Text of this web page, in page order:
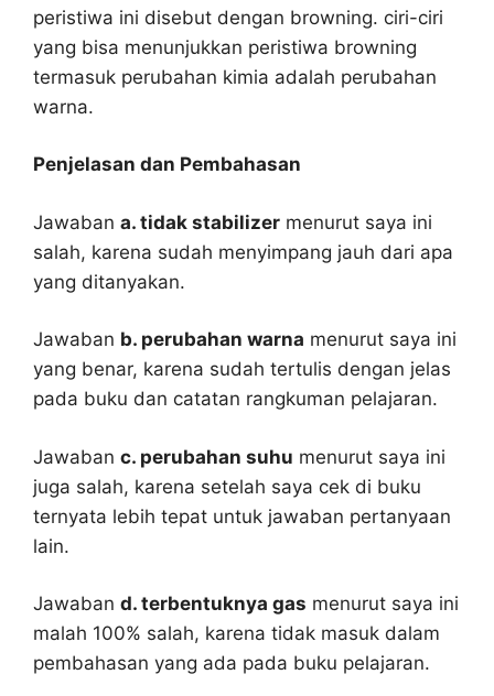
peristiwa ini disebut dengan browning. ciri-ciri
yang bisa menunjukkan peristiwa browning
termasuk perubahan kimia adalah perubahan
warna.
Penjelasan dan Pembahasan
Jawaban a. tidak stabilizer menurut saya ini
salah, karena sudah menyimpang jauh dari apa
yang ditanyakan.
Jawaban b. perubahan warna menurut saya ini
yang benar, karena sudah tertulis dengan jelas
pada buku dan catatan rangkuman pelajaran.
Jawaban c. perubahan suhu menurut saya ini
juga salah, karena setelah saya cek di buku
ternyata lebih tepat untuk jawaban pertanyaan
lain.
Jawaban d. terbentuknya gas menurut saya ini
malah 100% salah, karena tidak masuk dalam
pembahasan yang ada pada buku pelajaran.